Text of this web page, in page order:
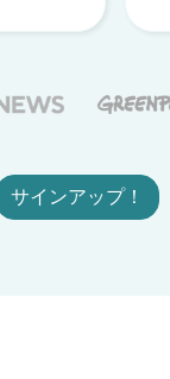
サインアップ！